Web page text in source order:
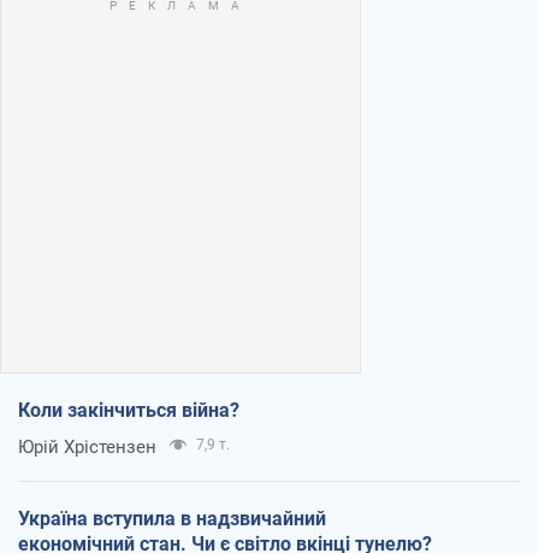
Коли закінчиться війна?
Юрій Хрістензен 7,9 т.
Україна вступила в надзвичайний
економічний стан. Чи є світло вкінці тунелю?